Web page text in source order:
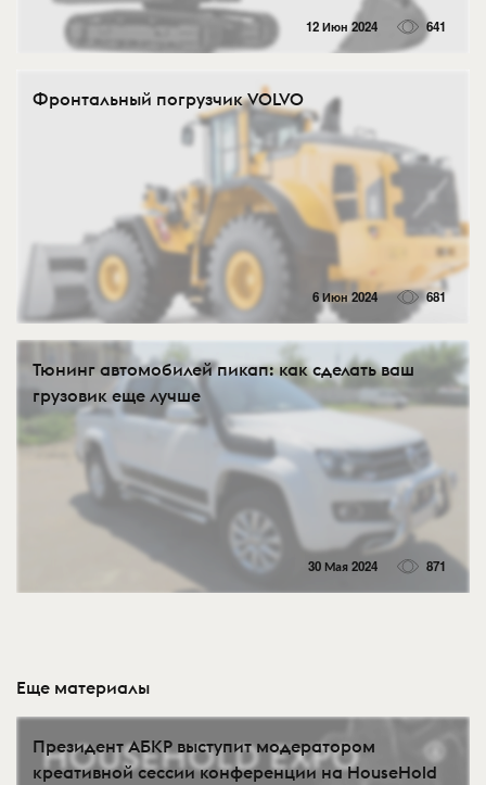
12 Июн 2024 641
Фронтальный погрузчик VOLVO
6 Июн 2024 681
Тюнинг автомобилей пикап: как сделать ваш
грузовик еще лучше
30 Мая 2024 871
Еще материалы
Президент АБКР выступит модератором
креативной сессии конференции на HouseHold